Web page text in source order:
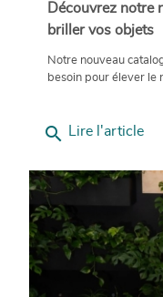
Découvrez notre
briller vos objets
Notre nouveau
besoin pour élever le
search Lire l'article